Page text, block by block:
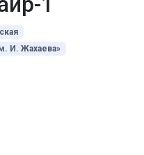
И. Жахаева»